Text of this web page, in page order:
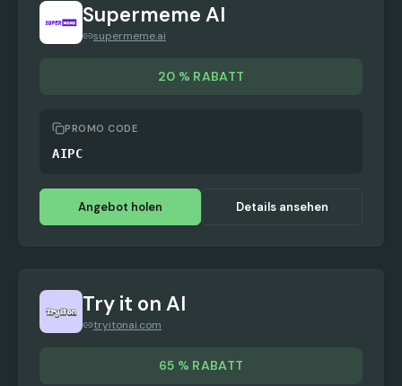
Supermeme AI
supermeme.ai
20 % RABATT
PROMO CODE
AIPC
Angebot holen Details ansehen
Try it on AI
tryitonai.com
65 % RABATT